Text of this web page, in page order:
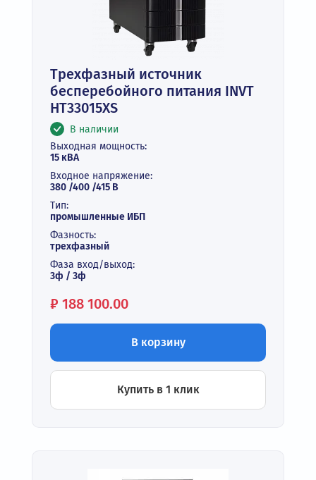
Трехфазный источник
бесперебойного питания INVT
HT33015XS
В наличии
Выходная мощность:
15 кВА
Входное напряжение:
380 /400 /415 В
Тип:
промышленные ИБП
Фазность:
трехфазный
Фаза вход/выход:
3ф / 3ф
Цена:
₽ 188 100.00
В корзину
Купить в 1 клик